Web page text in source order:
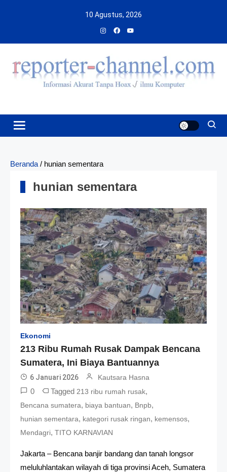
10 Agustus, 2026
Beranda / hunian sementara
hunian sementara
Ekonomi
213 Ribu Rumah Rusak Dampak Bencana
Sumatera, Ini Biaya Bantuannya
6 Januari 2026 Kautsara Hasna
0 Tagged 213 ribu rumah rusak,
Bencana sumatera, biaya bantuan, Bnpb,
hunian sementara, kategori rusak ringan, kemensos,
Mendagri, TITO KARNAVIAN
Jakarta – Bencana banjir bandang dan tanah longsor
meluluhlantakan wilayah di tiga provinsi Aceh, Sumatera